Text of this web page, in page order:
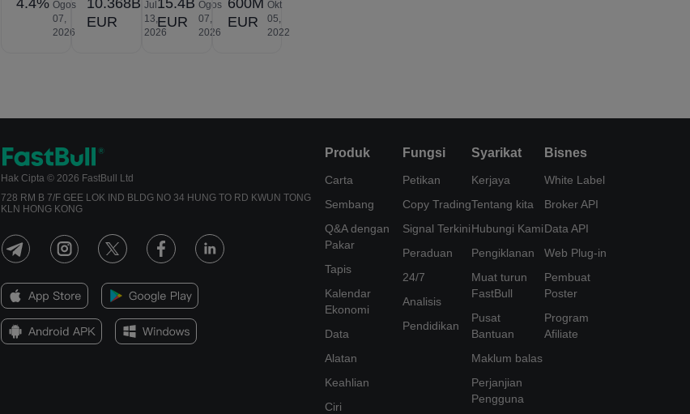
4.4% Ogos
07,
2026
10.368B
EUR
Jul
13,
2026
15.4B
EUR
Ogos
07,
2026
600M
EUR
Okt
05,
2022
Hak Cipta © 2026 FastBull Ltd
728 RM B 7/F GEE LOK IND BLDG NO 34 HUNG TO RD KWUN TONG
KLN HONG KONG
Produk
Carta
Sembang
Q&A dengan
Pakar
Tapis
Kalendar
Ekonomi
Data
Alatan
Keahlian
Ciri
Fungsi
Petikan
Copy Trading
Signal Terkini
Peraduan
24/7
Analisis
Pendidikan
Syarikat
Kerjaya
Tentang kita
Hubungi Kami
Pengiklanan
Muat turun
FastBull
Pusat
Bantuan
Maklum balas
Perjanjian
Pengguna
Bisnes
White Label
Broker API
Data API
Web Plug-in
Pembuat
Poster
Program
Afiliate